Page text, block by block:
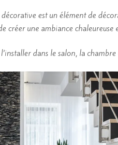
est un élément de
créer une ambiance
dans le salon, la